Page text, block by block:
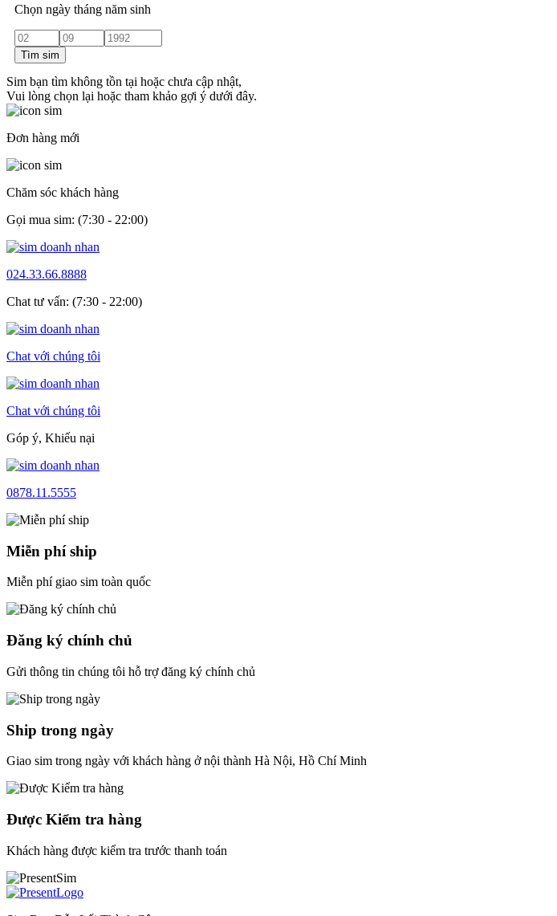
Chọn ngày tháng năm sinh
Tìm sim
Sim bạn tìm không tồn tại hoặc chưa cập nhật,
Vui lòng chọn lại hoặc tham khảo gợi ý dưới đây.
Đơn hàng mới
Chăm sóc khách hàng
Gọi mua sim: (7:30 - 22:00)
024.33.66.8888
Chat tư vấn: (7:30 - 22:00)
Chat với chúng tôi
Chat với chúng tôi
Góp ý, Khiếu nại
0878.11.5555
Miễn phí ship
Miễn phí giao sim toàn quốc
Đăng ký chính chủ
Gửi thông tin chúng tôi hỗ trợ đăng ký chính chủ
Ship trong ngày
Giao sim trong ngày với khách hàng ở nội thành Hà Nội, Hồ Chí Minh
Được Kiểm tra hàng
Khách hàng được kiểm tra trước thanh toán